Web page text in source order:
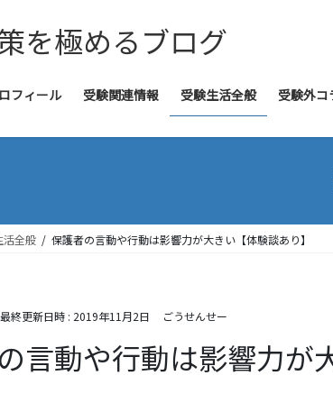
を極めるブログ
フィール 受験関連情報 受験生活全般 受験外コ
活全般 保護者の言動や行動は影響力が大きい【体験談あり】
終更新日時 : 2019年11月2日 ごうせんせー
言動や行動は影響力が